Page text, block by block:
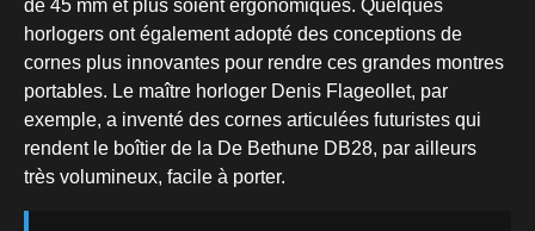
de 45 mm et plus soient ergonomiques. Quelques
horlogers ont également adopté des conceptions de
cornes plus innovantes pour rendre ces grandes montres
portables. Le maître horloger Denis Flageollet, par
exemple, a inventé des cornes articulées futuristes qui
rendent le boîtier de la De Bethune DB28, par ailleurs
très volumineux, facile à porter.